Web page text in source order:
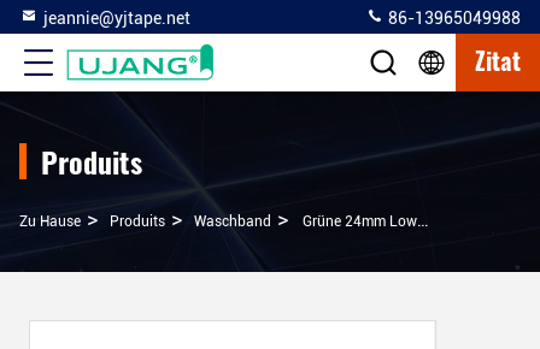
jeannie@yjtape.net 86-13965049988
Zitat
Produits
Zu Hause > Produits > Waschband > Grüne 24mm Low Tack Maler Washi Masking Tape Für Maler Künstler Dekorieren